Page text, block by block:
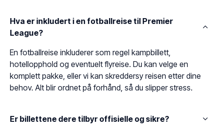
Hva er inkludert i en fotballreise til Premier
League?
En fotballreise inkluderer som regel kampbillett,
hotellopphold og eventuelt flyreise. Du kan velge en
komplett pakke, eller vi kan skreddersy reisen etter dine
behov. Alt blir ordnet på forhånd, så du slipper stress.
Er billettene dere tilbyr offisielle og sikre?